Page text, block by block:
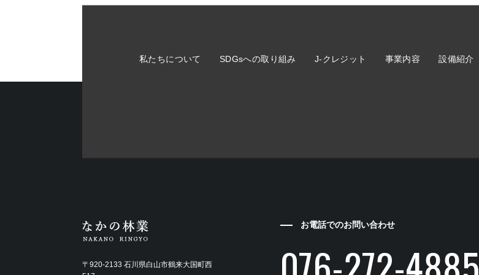
私たちについて SDGsへの取り組み J-クレジット 事業内容 設備紹介
〒920-2133 石川県白山市鶴来大国町西
お電話でのお問い合わせ